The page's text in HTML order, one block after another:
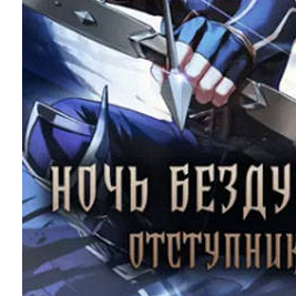
ドドド
ズ